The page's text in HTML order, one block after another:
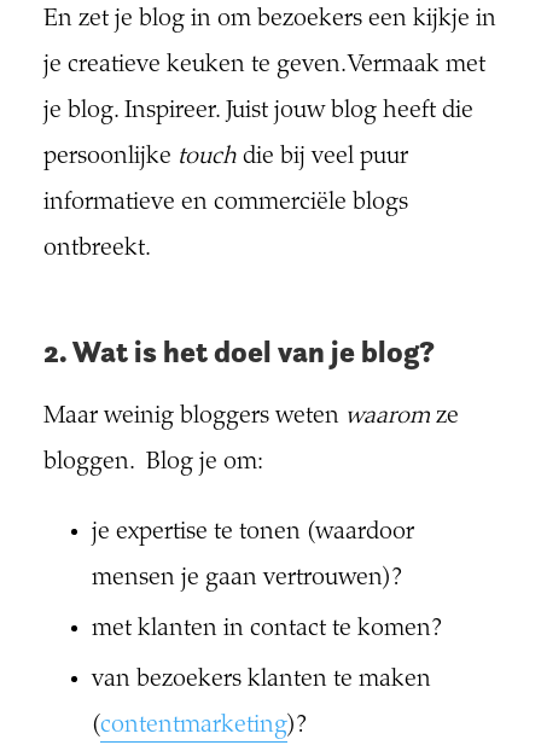
En zet je blog in om bezoekers een kijkje in
je creatieve keuken te geven. Vermaak met
je blog. Inspireer. Juist jouw blog heeft die
persoonlijke touchdie bij veel puur
informatieve en commerciële blogs
ontbreekt.
2. Wat is het doel van je blog?
Maar weinig bloggers weten waaromze
bloggen. Blog je om:
je expertise te tonen (waardoor
mensen je gaan vertrouwen)?
met klanten in contact te komen?
van bezoekers klanten te maken
(contentmarketing)?